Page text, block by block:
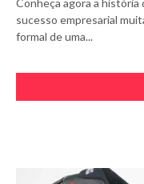
sucesso empresarial
formal de uma...